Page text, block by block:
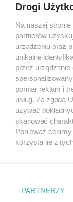
Drogi
Na naszej
partnerów
urządzeniu oraz
unikalne
przez urządzenie
pomiar reklam i
usług. Za zgodą
używać
skanować
Ponieważ
korzystanie z
nie wymagają
się takiemu
PARTNERZY